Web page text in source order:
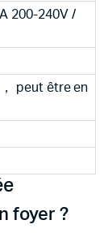
200-240V /
peut être en
foyer ?